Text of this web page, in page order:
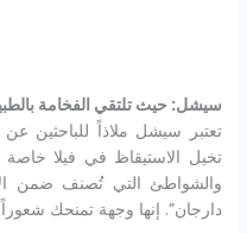
سيشل: حيث تلتقي الفخامة
تعتبر سيشل ملاذاً للباحثين
تخيل الاستيقاظ في فيلا
والشواطئ التي تُصنف ضمن
دارجان”. إنها وجهة تمنحك